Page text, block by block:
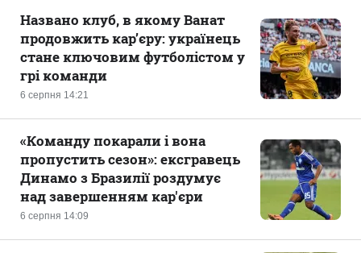
6 серпня 14:21
Названо клуб, в якому Ванат
продовжить кар’єру: українець
стане ключовим футболістом у
грі команди
6 серпня 14:09
«Команду покарали і вона
пропустить сезон»: ексгравець
Динамо з Бразилії роздумує
над завершенням кар'єри